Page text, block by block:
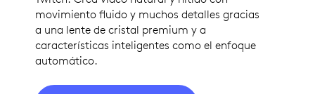
movimiento fluido y muchos detalles gracias
a una lente de cristal premium y a
características inteligentes como el enfoque
automático.